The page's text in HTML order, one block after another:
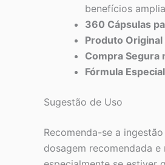
benefícios
360 Cápsulas
Produto
Compra Segura
Fórmula
Sugestão de Uso
Recomenda-se a
dosagem recomendada